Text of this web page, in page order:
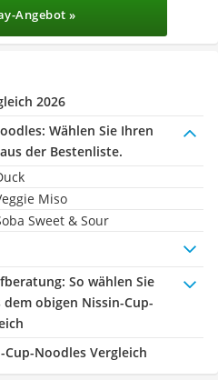
Angebot »
2026
Wählen Sie Ihren
der Bestenliste.
Miso
Sweet & Sour
: So wählen Sie
obigen Nissin-Cup-
Noodles Vergleich